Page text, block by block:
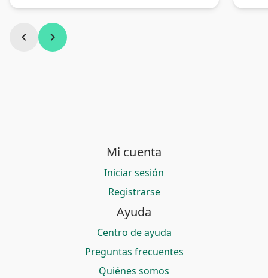
chevron_left chevron_right
Mi cuenta
Iniciar sesión
Registrarse
Ayuda
Centro de ayuda
Preguntas frecuentes
Quiénes somos